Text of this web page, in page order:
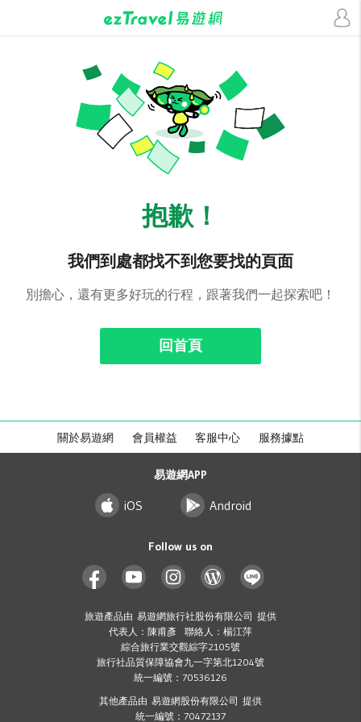
抱歉！
我們到處都找不到您要找的頁面
別擔心，還有更多好玩的行程，跟著我們一起探索吧！
回首頁
關於易遊網 會員權益 客服中心 服務據點
易遊網APP
iOS Android
Follow us on
旅遊產品由 易遊網旅行社股份有限公司 提供
代表人：陳甫彥 聯絡人：楊江萍
綜合旅行業交觀綜字2105號
旅行社品質保障協會九一字第北1204號
統一編號：70536126
其他產品由 易遊網股份有限公司 提供
統一編號：70472137